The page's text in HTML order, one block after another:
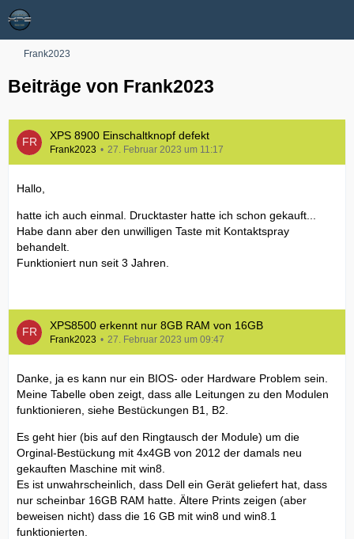
Frank2023
Beiträge von Frank2023
XPS 8900 Einschaltknopf defekt
Frank2023 27. Februar 2023 um 11:17
Hallo,
hatte ich auch einmal. Drucktaster hatte ich schon gekauft...
Habe dann aber den unwilligen Taste mit Kontaktspray
behandelt.
Funktioniert nun seit 3 Jahren.
XPS8500 erkennt nur 8GB RAM von 16GB
Frank2023 27. Februar 2023 um 09:47
Danke, ja es kann nur ein BIOS- oder Hardware Problem sein.
Meine Tabelle oben zeigt, dass alle Leitungen zu den Modulen
funktionieren, siehe Bestückungen B1, B2.
Es geht hier (bis auf den Ringtausch der Module) um die
Orginal-Bestückung mit 4x4GB von 2012 der damals neu
gekauften Maschine mit win8.
Es ist unwahrscheinlich, dass Dell ein Gerät geliefert hat, dass
nur scheinbar 16GB RAM hatte. Ältere Prints zeigen (aber
beweisen nicht) dass die 16 GB mit win8 und win8.1
funktionierten.